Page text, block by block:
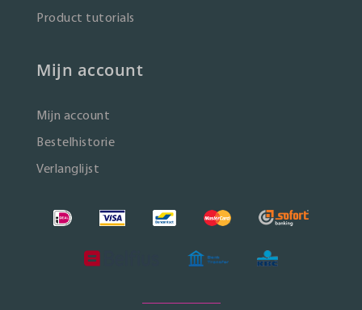
Product tutorials
Mijn account
Mijn account
Bestelhistorie
Verlanglijst